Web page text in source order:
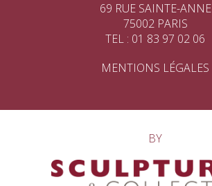
69 RUE SAINTE-ANNE
75002 PARIS
TEL : 01 83 97 02 06
MENTIONS LÉGALES
BY